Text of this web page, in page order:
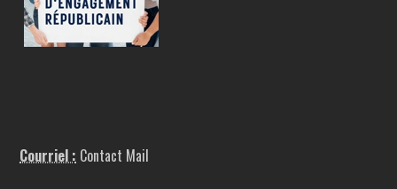
Courriel : Contact Mail